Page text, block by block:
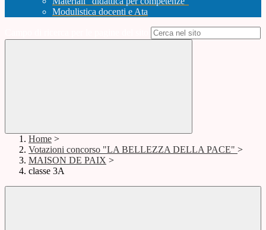
Modulistica docenti e Ata
Home >
Votazioni concorso "LA BELLEZZA DELLA PACE" >
MAISON DE PAIX >
classe 3A